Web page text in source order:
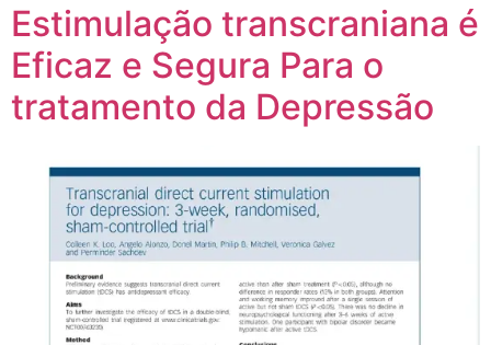
Estimulação transcraniana é
Eficaz e Segura Para o
tratamento da Depressão